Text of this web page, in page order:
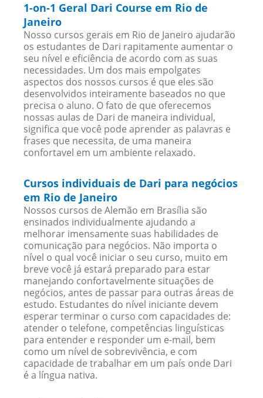
1-on-1 Geral Dari Course em Rio de
Janeiro
Nosso cursos gerais em Rio de Janeiro ajudarão
os estudantes de Dari rapitamente aumentar o
seu nível e eficiência de acordo com as suas
necessidades. Um dos mais empolgates
aspectos dos nossos cursos é que eles são
desenvolvidos inteiramente baseados no que
precisa o aluno. O fato de que oferecemos
nossas aulas de Dari de maneira individual,
significa que você pode aprender as palavras e
frases que necessita, de uma maneira
confortavel em um ambiente relaxado.
Cursos individuais de Dari para negócios
em Rio de Janeiro
Nossos cursos de Alemão em Brasília são
ensinados individualmente ajudando a
melhorar imensamente suas habilidades de
comunicação para negócios. Não importa o
nível o qual você iniciar o seu curso, muito em
breve você já estará preparado para estar
manejando confortavelmente situações de
negócios, antes de passar para outras áreas de
estudo. Estudantes do nível iniciante devem
esperar terminar o curso com capacidades de:
atender o telefone, competências linguísticas
para entender e responder um e-mail, bem
como um nível de sobrevivência, e com
capacidade de trabalhar em um país onde Dari
é a língua nativa.